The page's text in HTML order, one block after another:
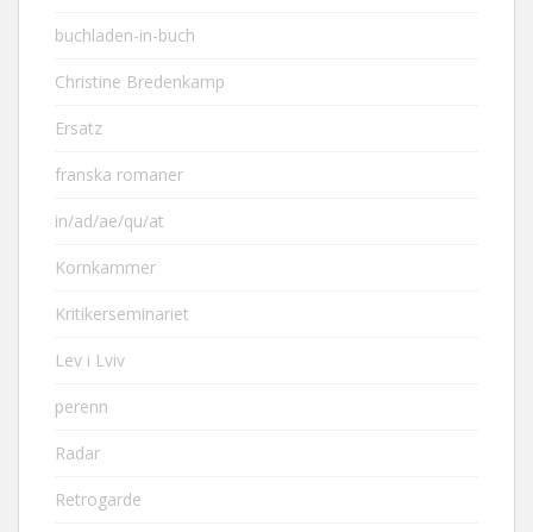
buchladen-in-buch
Christine Bredenkamp
Ersatz
franska romaner
in/ad/ae/qu/at
Kornkammer
Kritikerseminariet
Lev i Lviv
perenn
Radar
Retrogarde